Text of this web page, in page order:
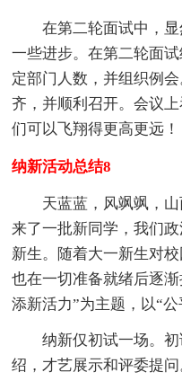
在第二轮面试中，显
一些进步。在第二轮面
定部门人数，并组织例
齐，并顺利召开。会议
们可以飞翔得更高更远！
纳新活动总结8
天蓝蓝，风飒飒，山
来了一批新同学，我们
新生。随着大一新生对
也在一切准备就绪后逐
添新活力”为主题，以“公
纳新仅初试一场。初
绍，才艺展示和评委提